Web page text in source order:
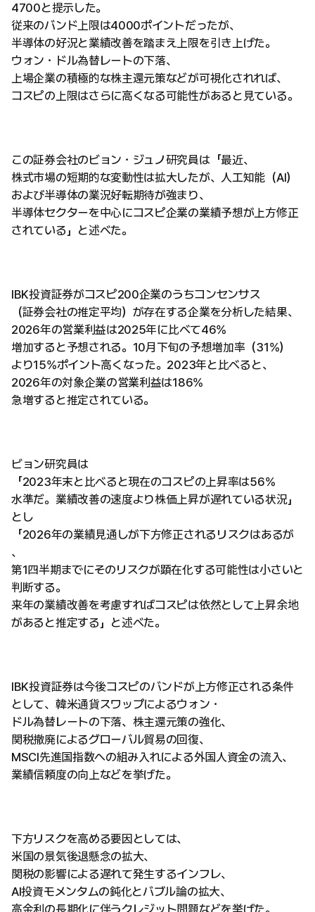
4700と提示した。
従来のバンド上限は4000ポイントだったが、
半導体の好況と業績改善を踏まえ上限を引き上げた。
ウォン・ドル為替レートの下落、
上場企業の積極的な株主還元策などが可視化されれば、
コスピの上限はさらに高くなる可能性があると見ている。
この証券会社のビョン・ジュノ研究員は「最近、
株式市場の短期的な変動性は拡大したが、人工知能（AI）
および半導体の業況好転期待が強まり、
半導体セクターを中心にコスピ企業の業績予想が上方修正
されている」と述べた。
IBK投資証券がコスピ200企業のうちコンセンサス
（証券会社の推定平均）が存在する企業を分析した結果、
2026年の営業利益は2025年に比べて46%
増加すると予想される。10月下旬の予想増加率（31%）
より15%ポイント高くなった。2023年と比べると、
2026年の対象企業の営業利益は186%
急増すると推定されている。
ビョン研究員は
「2023年末と比べると現在のコスピの上昇率は56%
水準だ。業績改善の速度より株価上昇が遅れている状況」
とし
「2026年の業績見通しが下方修正されるリスクはあるが
、
第1四半期までにそのリスクが顕在化する可能性は小さいと
判断する。
来年の業績改善を考慮すればコスピは依然として上昇余地
があると推定する」と述べた。
IBK投資証券は今後コスピのバンドが上方修正される条件
として、韓米通貨スワップによるウォン・
ドル為替レートの下落、株主還元策の強化、
関税撤廃によるグローバル貿易の回復、
MSCI先進国指数への組み入れによる外国人資金の流入、
業績信頼度の向上などを挙げた。
下方リスクを高める要因としては、
米国の景気後退懸念の拡大、
関税の影響による遅れて発生するインフレ、
AI投資モメンタムの鈍化とバブル論の拡大、